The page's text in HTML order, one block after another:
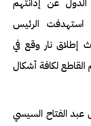
استهدفت الرئيس
إطلاق نار وقع في
لكافة أشكال
عبد الفتاح السيسي